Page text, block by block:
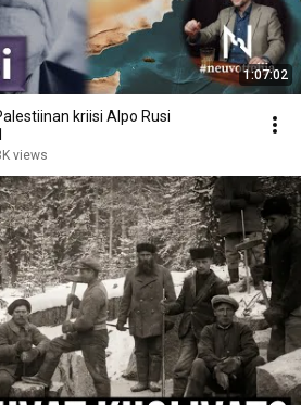
1:07:02
kriisi Alpo Rusi
views